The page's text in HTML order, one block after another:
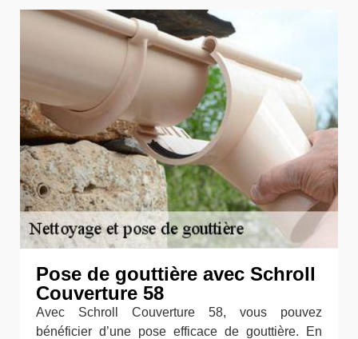
Pose de gouttière avec Schroll
Couverture 58
Avec Schroll Couverture 58, vous pouvez
bénéficier d’une pose efficace de gouttière. En